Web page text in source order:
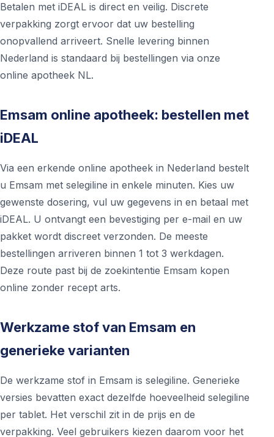
Betalen met iDEAL is direct en veilig. Discrete
verpakking zorgt ervoor dat uw bestelling
onopvallend arriveert. Snelle levering binnen
Nederland is standaard bij bestellingen via onze
online apotheek NL.
Emsam online apotheek: bestellen met
iDEAL
Via een erkende online apotheek in Nederland bestelt
u Emsam met selegiline in enkele minuten. Kies uw
gewenste dosering, vul uw gegevens in en betaal met
iDEAL. U ontvangt een bevestiging per e-mail en uw
pakket wordt discreet verzonden. De meeste
bestellingen arriveren binnen 1 tot 3 werkdagen.
Deze route past bij de zoekintentie Emsam kopen
online zonder recept arts.
Werkzame stof van Emsam en
generieke varianten
De werkzame stof in Emsam is selegiline. Generieke
versies bevatten exact dezelfde hoeveelheid selegiline
per tablet. Het verschil zit in de prijs en de
verpakking. Veel gebruikers kiezen daarom voor het